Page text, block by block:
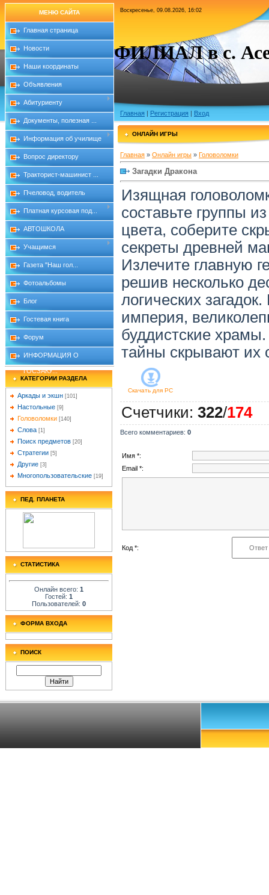
МЕНЮ САЙТА
Главная страница
Новости
Наши координаты
Объявления
Абитуриенту
Документы, полезная ...
Информация об училище
Вопрос директору
Тракторист-машинист ...
Пчеловод, водитель
Платная курсовая под...
АВТОШКОЛА
Учащимся
Газета "Наш гол...
Фотоальбомы
Блог
Гостевая книга
Форум
ИНФОРМАЦИЯ О
ГОСЗАКУ...
КАТЕГОРИИ РАЗДЕЛА
Аркады и экшн [101]
Настольные [9]
Головоломки [140]
Слова [1]
Поиск предметов [20]
Стратегии [5]
Другие [3]
Многопользовательские [19]
ПЕД. ПЛАНЕТА
СТАТИСТИКА
Онлайн всего: 1
Гостей: 1
Пользователей: 0
ФОРМА ВХОДА
ПОИСК
Воскресенье, 09.08.2026, 16:02
ФИЛИАЛ в с.
Главная | Регистрация | Вход
ОНЛАЙН ИГРЫ
Главная » Онлайн игры » Головоломки
Загадки Дракона
Изящная
составьте группы
цвета, соберите
секреты древней
Излечите главную
решив несколько
логических
империя,
буддистские
тайны скрывают их
Скачать для PC
Счетчики: 322/174
Всего комментариев: 0
Имя *:
Email *:
Код *: